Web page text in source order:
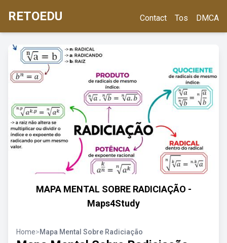
RETOEDU Contact Tos DMCA
MAPA MENTAL SOBRE RADICIAÇÃO -
Maps4Study
Home>Mapa Mental Sobre Radiciação